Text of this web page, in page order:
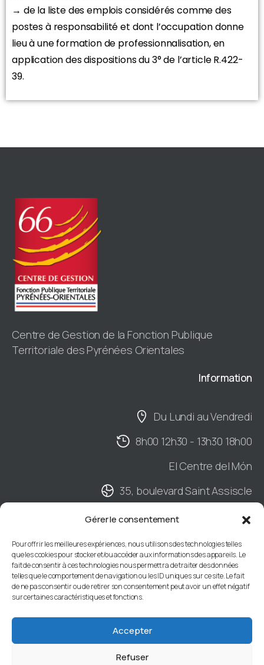
Gérer le consentement
Pour offrir les meilleures expériences, nous utilisons des technologies telles
que les cookies pour stocker et/ou accéder aux informations des appareils. Le
fait de consentir à ces technologies nous permettra de traiter des données
telles que le comportement de navigation ou les ID uniques sur ce site. Le fait
de ne pas consentir ou de retirer son consentement peut avoir un effet négatif
sur certaines caractéristiques et fonctions.
Accepter
Refuser
→ de la liste des emplois considérés comme des
postes à responsabilité et dont l’occupation donne
lieu à une formation de professionnalisation, en
application des dispositions du 3° de l’article R.422-
39.
Centre de Gestion de la Fonction Publique
Territoriale des Pyrénées Orientales
Information
Du Lundi au Vendredi
8h00 12h30 - 13h30 18h00
El Centre del Món
35, boulevard Saint Assiscle
Hall B - 2ème étage
BP901 - 66020 PERPIGNAN Cedex
04 68 34 88 66
Mentions légales|Accessibilité : non
conforme